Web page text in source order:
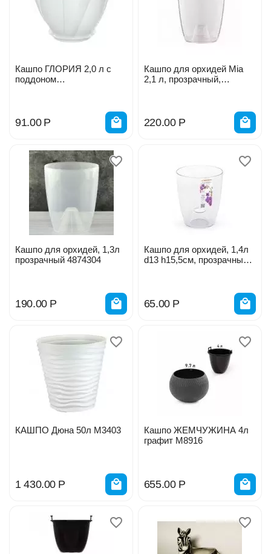
Кашпо ГЛОРИЯ 2,0 л с
поддоном
91.00 Р
Кашпо для орхидей Mia
2,1 л, прозрачный,
220.00 Р
Кашпо для орхидей, 1,3л
прозрачный 4874304
190.00 Р
Кашпо для орхидей, 1,4л
d13 h15,5см, прозрачный
65.00 Р
КАШПО Дюна 50л М3403
1 430.00 Р
Кашпо ЖЕМЧУЖИНА 4л
графит М8916
655.00 Р